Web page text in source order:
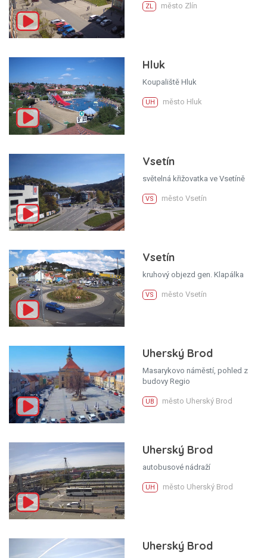
ZL město Zlín
Hluk
Koupaliště Hluk
UH město Hluk
Vsetín
světelná křižovatka ve Vsetíně
VS město Vsetín
Vsetín
kruhový objezd gen. Klapálka
VS město Vsetín
Uherský Brod
Masarykovo náměstí, pohled z
budovy Regio
UB město Uherský Brod
Uherský Brod
autobusové nádraží
UH město Uherský Brod
Uherský Brod